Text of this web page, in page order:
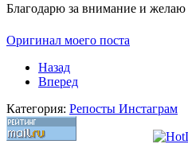
Благодарю за внимание и желаю
Оригинал моего поста
Назад
Вперед
Категория: Репосты Инстаграм